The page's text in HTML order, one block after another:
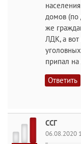
домов (по
же
ЛДК, а вот
припал
Ответить
ССГ
06.08.2020